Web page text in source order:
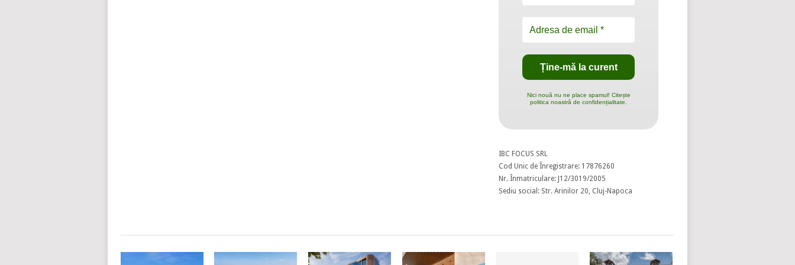
Nici nouă nu ne place spamul! Citește
politica noastră de confidențialitate.
IBC FOCUS SRL
Cod Unic de Înregistrare: 17876260
Nr. Înmatriculare: J12/3019/2005
Sediu social: Str. Arinilor 20, Cluj-Napoca